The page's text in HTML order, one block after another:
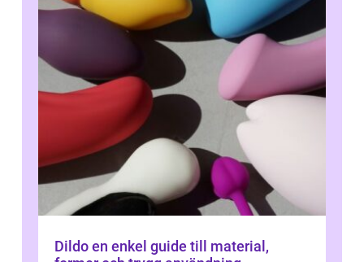
Dildo en enkel guide till material,